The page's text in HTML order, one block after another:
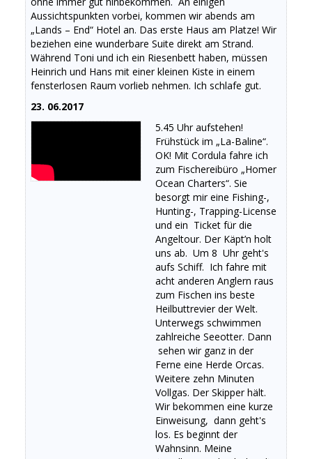
Aussichtspunkten vorbei, kommen wir abends am
„Lands – End“ Hotel an. Das erste Haus am Platze! Wir
beziehen eine wunderbare Suite direkt am Strand.
Während Toni und ich ein Riesenbett haben, müssen
Heinrich und Hans mit einer kleinen Kiste in einem
fensterlosen Raum vorlieb nehmen. Ich schlafe gut.
23. 06.2017
5.45 Uhr aufstehen!
Frühstück im „La-Baline“.
OK! Mit Cordula fahre ich
zum Fischereibüro „Homer
Ocean Charters“. Sie
besorgt mir eine Fishing-,
Hunting-, Trapping-License
und ein Ticket für die
Angeltour. Der Käpt’n holt
uns ab. Um 8 Uhr geht's
aufs Schiff. Ich fahre mit
acht anderen Anglern raus
zum Fischen ins beste
Heilbuttrevier der Welt.
Unterwegs schwimmen
zahlreiche Seeotter. Dann
sehen wir ganz in der
Ferne eine Herde Orcas.
Weitere zehn Minuten
Vollgas. Der Skipper hält.
Wir bekommen eine kurze
Einweisung, dann geht's
los. Es beginnt der
Wahnsinn. Meine